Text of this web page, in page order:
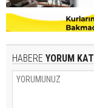
HABERE YORUM KAT